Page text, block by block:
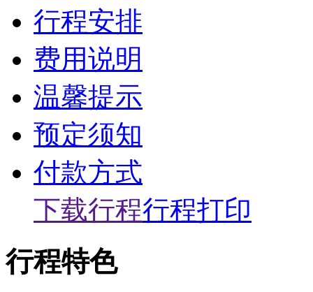
行程安排
费用说明
温馨提示
预定须知
付款方式
下载行程行程打印
行程特色